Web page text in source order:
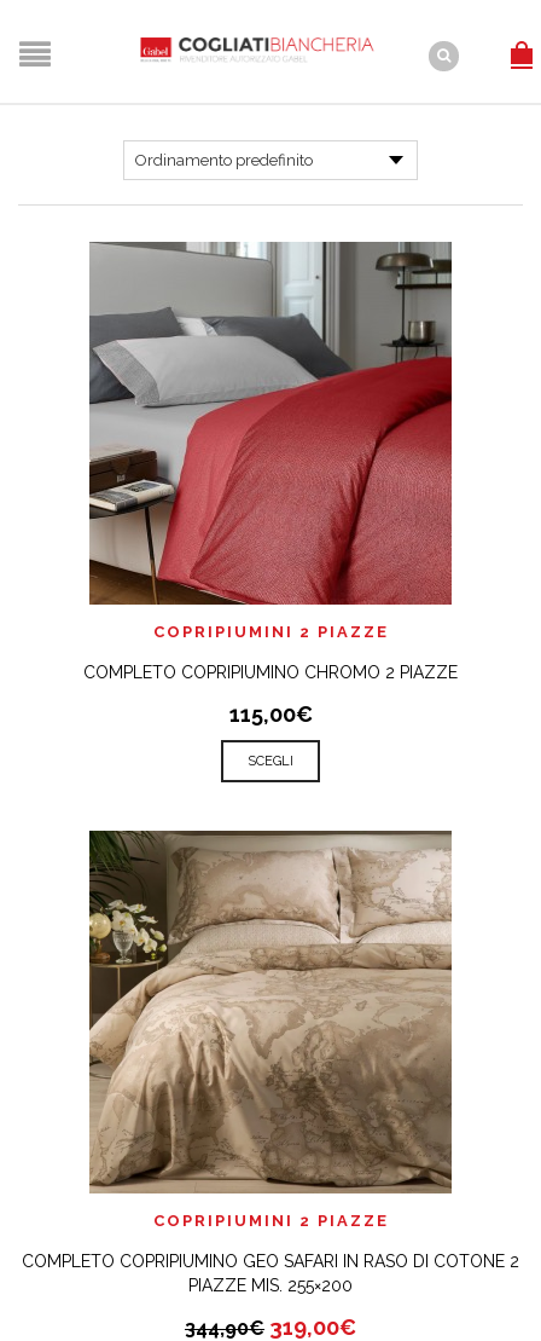
COPRIPIUMINI 2 PIAZZE
COMPLETO COPRIPIUMINO CHROMO 2 PIAZZE
115,00€
SCEGLI
COPRIPIUMINI 2 PIAZZE
COMPLETO COPRIPIUMINO GEO SAFARI IN RASO DI COTONE 2
PIAZZE MIS. 255×200
344,90€ 319,00€